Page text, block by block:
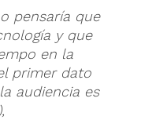
pensaría que
y que
en la
primer dato
audiencia es